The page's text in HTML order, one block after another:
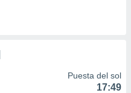
Puesta del sol
17:49